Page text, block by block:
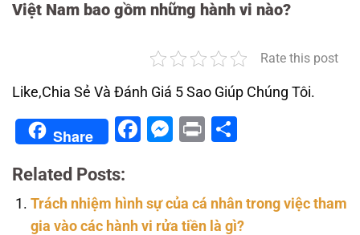
Việt Nam bao gồm những hành vi nào?
Rate this post
Like,Chia Sẻ Và Đánh Giá 5 Sao Giúp Chúng Tôi.
Share Facebook
Messenger
Print
Related Posts:
Trách nhiệm hình sự của cá nhân trong việc tham
gia vào các hành vi rửa tiền là gì?